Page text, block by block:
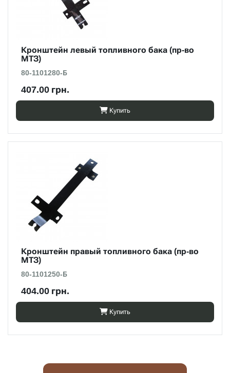
Кронштейн левый топливного бака (пр-во
МТЗ)
80-1101280-Б
407.00 грн.
Купить
Кронштейн правый топливного бака (пр-во
МТЗ)
80-1101250-Б
404.00 грн.
Купить